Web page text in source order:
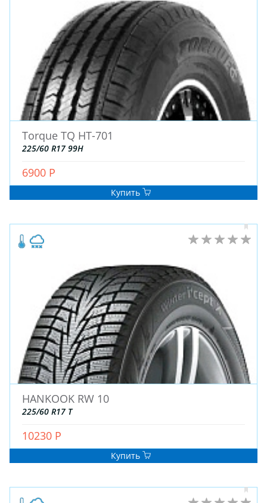
ЗИМНИЕ
ЛЕТНИЕ
ДЛЯ СПЕЦТЕХНИКИ
ДЛЯ ГРУЗОВЫХ АВТО
ДЛЯ ГРУЗОВЫХ АВТО
ДЛЯ ЛЕГКОВЫХ АВТО
ШИНЫ
ДИСКИ
АККУМУЛЯТОРЫ
Torque TQ HT-701
225/60 R17 99H
6900 Р
Купить
HANKOOK RW 10
225/60 R17 T
10230 Р
Купить